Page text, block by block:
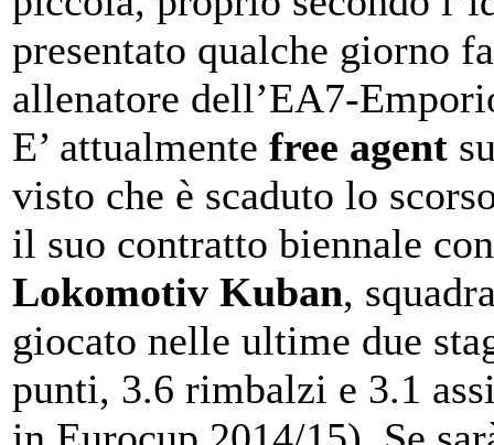
presentato qualche giorno
allenatore dell’EA7-
E’ attualmente free agent
visto che è scaduto lo
il suo contratto biennale
Lokomotiv Kuban,
giocato nelle ultime due
punti, 3.6 rimbalzi e 3.1